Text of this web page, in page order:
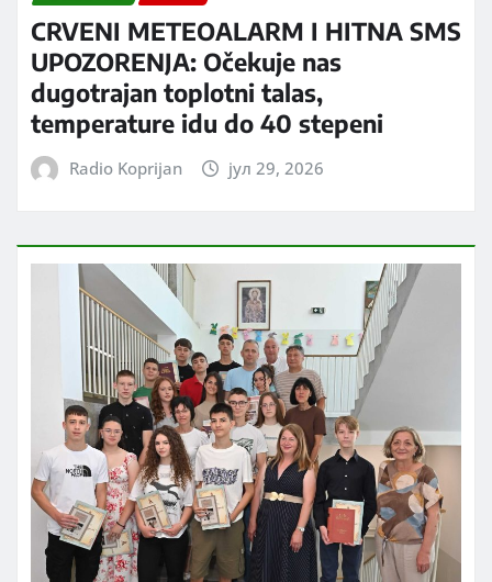
CRVENI METEOALARM I HITNA SMS
UPOZORENJA: Očekuje nas
dugotrajan toplotni talas,
temperature idu do 40 stepeni
Radio Koprijan јул 29, 2026